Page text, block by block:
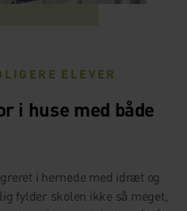
i huse med både
i hernede med idræt og
lød enormt interessant, og
mange efterskoler